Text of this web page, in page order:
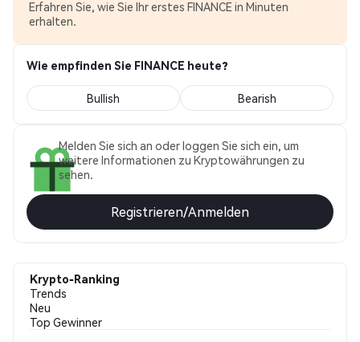
Erfahren Sie, wie Sie Ihr erstes FINANCE in Minuten
erhalten.
Wie empfinden Sie FINANCE heute?
Bullish Bearish
Melden Sie sich an oder loggen Sie sich ein, um
weitere Informationen zu Kryptowährungen zu
sehen.
Registrieren/Anmelden
Krypto-Ranking
Trends
Neu
Top Gewinner